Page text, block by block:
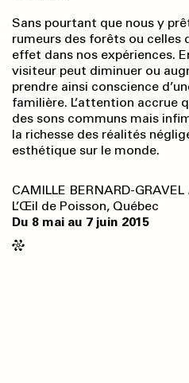
Sans pourtant que nous y
rumeurs des forêts ou celles
effet dans nos expériences.
visiteur peut diminuer ou
prendre ainsi conscience
familière. L’attention accrue
des sons communs mais
la richesse des réalités
esthétique sur le monde.
CAMILLE BERNARD-GRAVEL
L’Œil de Poisson, Québec
Du 8 mai au 7 juin 2015